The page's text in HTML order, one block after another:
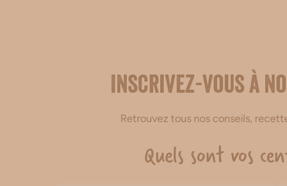
Inscrivez-vous à
Retrouvez tous nos conseils,
Quels sont vos